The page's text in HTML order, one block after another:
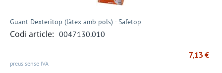
Guant Dexteritop (làtex amb pols) - Safetop
Codi article: 0047130.010
7,13 €
preus sense IVA